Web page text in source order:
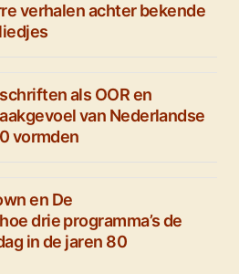
verhalen achter bekende
als OOR en
van Nederlandse
vormden
en De
drie programma’s de
in de jaren 80